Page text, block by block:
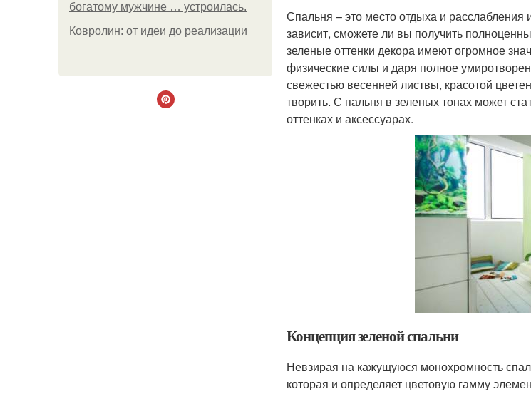
богатому мужчине … устроилась.
Ковролин: от идеи до реализации
Спальня – это место отдыха и расслабления
зависит, сможете ли вы получить
зеленые оттенки декора имеют огромное
физические силы и даря полное
свежестью весенней листвы, красотой
творить. С пальня в зеленых тонах может
оттенках и аксессуарах.
Концепция зеленой спальни
Невзирая на кажущуюся монохромность
которая и определяет цветовую гамму